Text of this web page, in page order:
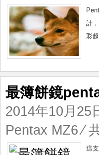
計
彩
最簿餅鏡
2014年10月25
Pentax MZ6⁄
這